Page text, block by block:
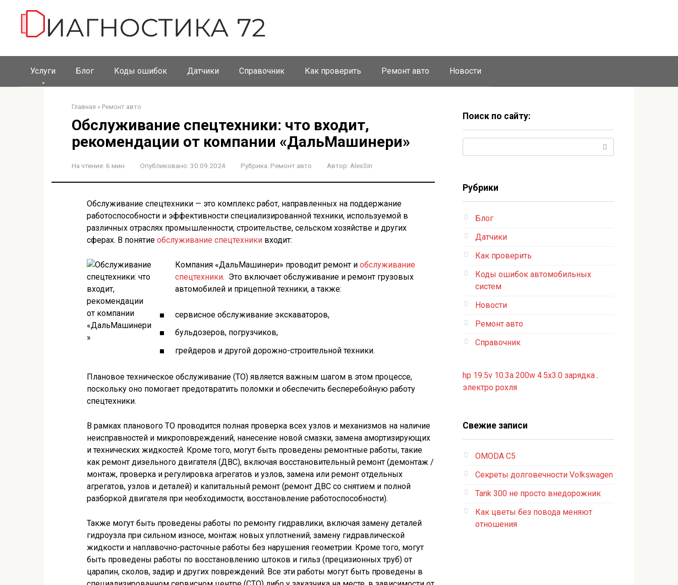
контенту
Услуги Блог Коды ошибок Датчики Справочник Как проверить Ремонт авто Новости
Главная » Ремонт авто
Обслуживание спецтехники: что входит,
рекомендации от компании «ДальМашинери»
На чтение: 6 мин Опубликовано: 30.09.2024 Рубрика: Ремонт авто Автор: AlexSin
Обслуживание спецтехники — это комплекс работ, направленных на поддержание
работоспособности и эффективности специализированной техники, используемой в
различных отраслях промышленности, строительстве, сельском хозяйстве и других
сферах. В понятие обслуживание спецтехники входит:
Компания «ДальМашинери» проводит ремонт и обслуживание
спецтехники. Это включает обслуживание и ремонт грузовых
автомобилей и прицепной техники, а также:
сервисное обслуживание экскаваторов,
бульдозеров, погрузчиков,
грейдеров и другой дорожно-строительной техники.
Плановое техническое обслуживание (ТО) является важным шагом в этом процессе,
поскольку оно помогает предотвратить поломки и обеспечить бесперебойную работу
спецтехники.
В рамках планового ТО проводится полная проверка всех узлов и механизмов на наличие
неисправностей и микроповреждений, нанесение новой смазки, замена амортизирующих
и технических жидкостей. Кроме того, могут быть проведены ремонтные работы, такие
как ремонт дизельного двигателя (ДВС), включая восстановительный ремонт (демонтаж /
монтаж, проверка и регулировка агрегатов и узлов, замена или ремонт отдельных
агрегатов, узлов и деталей) и капитальный ремонт (ремонт ДВС со снятием и полной
разборкой двигателя при необходимости, восстановление работоспособности).
Также могут быть проведены работы по ремонту гидравлики, включая замену деталей
гидроузла при сильном износе, монтаж новых уплотнений, замену гидравлической
жидкости и наплавочно-расточные работы без нарушения геометрии. Кроме того, могут
быть проведены работы по восстановлению штоков и гильз (прецизионных труб) от
царапин, сколов, задир и других повреждений. Все эти работы могут быть проведены в
Поиск по сайту:
Рубрики
Блог
Датчики
Как проверить
Коды ошибок автомобильных
систем
Новости
Ремонт авто
Справочник
hp 19.5v 10.3a 200w 4.5x3.0 зарядка .
электро рохля
Свежие записи
OMODA C5
Секреты долговечности Volkswagen
Tank 300 не просто внедорожник
Как цветы без повода меняют
отношения